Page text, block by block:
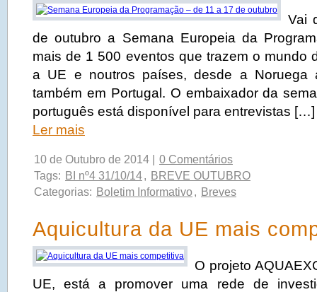
Vai
de outubro a Semana Europeia da
mais de 1 500 eventos que trazem o mundo
a UE e noutros países, desde a Noruega
também em Portugal. O embaixador da
português está disponível para entrevistas […]
Ler mais
10 de Outubro de 2014 |
0 Comentários
Tags: BI nº4 31/10/14, BREVE OUTUBRO
Categorias: Boletim Informativo, Breves
Aquicultura da UE mais
O projeto
UE, está a promover uma rede de